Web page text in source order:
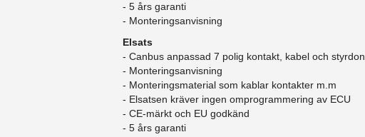
​- 5 års garanti
- Monteringsanvisning
Elsats
- Canbus anpassad 7 polig kontakt, kabel och styrdon
- Monteringsanvisning
- Monteringsmaterial som kablar kontakter m.m
- Elsatsen kräver ingen omprogrammering av ECU
- CE-märkt och EU godkänd
​- 5 års garanti